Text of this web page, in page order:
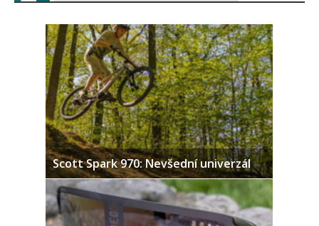
Scott Spark 970: Nevšední univerzál